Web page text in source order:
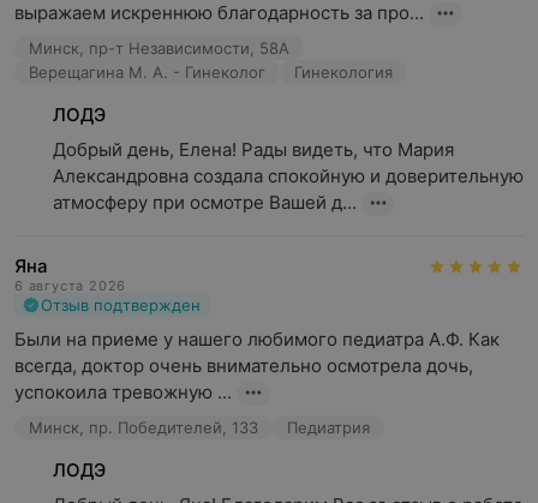
выражаем искреннюю благодарность за про...
Минск, пр-т Независимости, 58А
Верещагина М. А. - Гинеколог
Гинекология
ЛОДЭ
Добрый день, Елена! Рады видеть, что Мария
Александровна создала спокойную и доверительную
атмосферу при осмотре Вашей д...
Яна
6 августа 2026
Отзыв подтвержден
Были на приеме у нашего любимого педиатра А.Ф. Как
всегда, доктор очень внимательно осмотрела дочь,
успокоила тревожную ...
Минск, пр. Победителей, 133 Педиатрия
ЛОДЭ